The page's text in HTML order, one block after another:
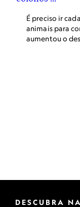
É preciso ir
animais para
aumentou o
DESCUBRA